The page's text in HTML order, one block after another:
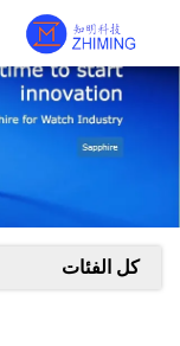
كل الفئات